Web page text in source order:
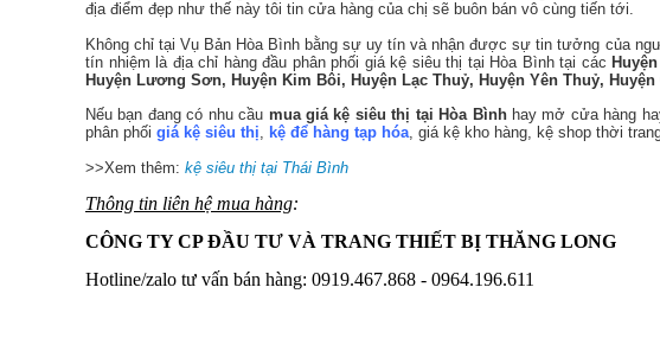
địa điểm đẹp như thế này tôi tin cửa hàng của chị sẽ buôn bán vô cùng tiến tới.
Không chỉ tại Vụ Bản Hòa Bình bằng sự uy tín và nhận được sự tin tưởng của
tín nhiệm là địa chỉ hàng đầu phân phối giá kệ siêu thị tại Hòa Bình tại các
Huyện Lương Sơn, Huyện Kim Bôi, Huyện Lạc Thuỷ, Huyện Yên Thuỷ, Huyện
Nếu bạn đang có nhu cầu mua giá kệ siêu thị tại Hòa Bìnhhay mở cửa hàng
phân phối giá kệ siêu thị, kệ để hàng tạp hóa, giá kệ kho hàng, kệ shop thời
>>Xem thêm: kệ siêu thị tại Thái Bình
Thông tin liên hệ mua hàng:
CÔNG TY CP ĐẦU TƯ VÀ TRANG THIẾT BỊ THĂNG LONG
Hotline/zalo tư vấn bán hàng: 0919.467.868 - 0964.196.611